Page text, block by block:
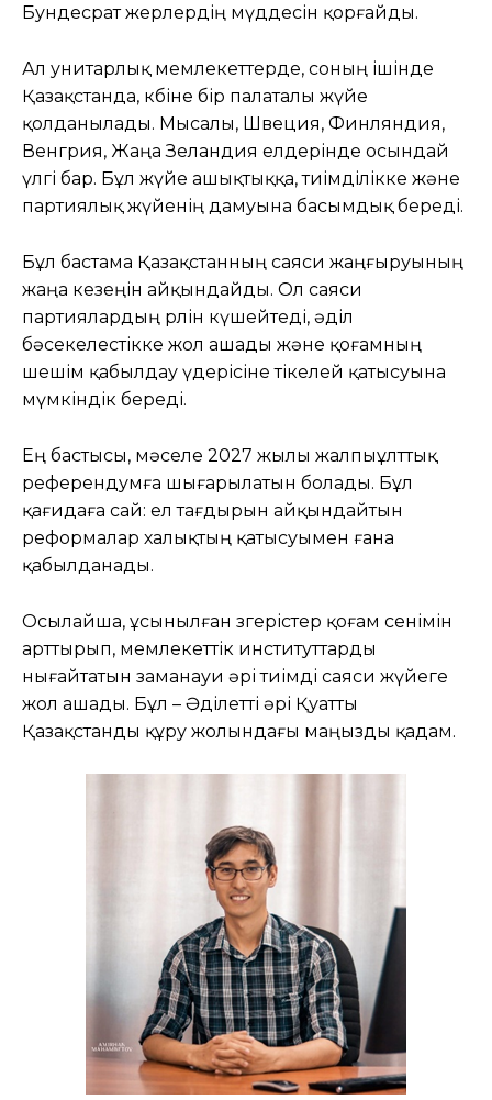
Бундесрат жерлердің мүддесін қорғайды.
Ал унитарлық мемлекеттерде, соның ішінде
Қазақстанда, көбіне бір палаталы жүйе
қолданылады. Мысалы, Швеция, Финляндия,
Венгрия, Жаңа Зеландия елдерінде осындай
үлгі бар. Бұл жүйе ашықтыққа, тиімділікке және
партиялық жүйенің дамуына басымдық береді.
Бұл бастама Қазақстанның саяси жаңғыруының
жаңа кезеңін айқындайды. Ол саяси
партиялардың рөлін күшейтеді, әділ
бәсекелестікке жол ашады және қоғамның
шешім қабылдау үдерісіне тікелей қатысуына
мүмкіндік береді.
Ең бастысы, мәселе 2027 жылы жалпыұлттық
референдумға шығарылатын болады. Бұл
қағидаға сай: ел тағдырын айқындайтын
реформалар халықтың қатысуымен ғана
қабылданады.
Осылайша, ұсынылған өзгерістер қоғам сенімін
арттырып, мемлекеттік институттарды
нығайтатын заманауи әрі тиімді саяси жүйеге
жол ашады. Бұл – Әділетті әрі Қуатты
Қазақстанды құру жолындағы маңызды қадам.